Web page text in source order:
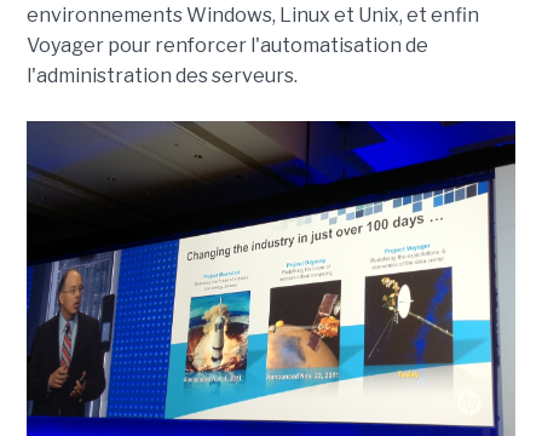
environnements Windows, Linux et Unix, et enfin
Voyager pour renforcer l'automatisation de
l'administration des serveurs.